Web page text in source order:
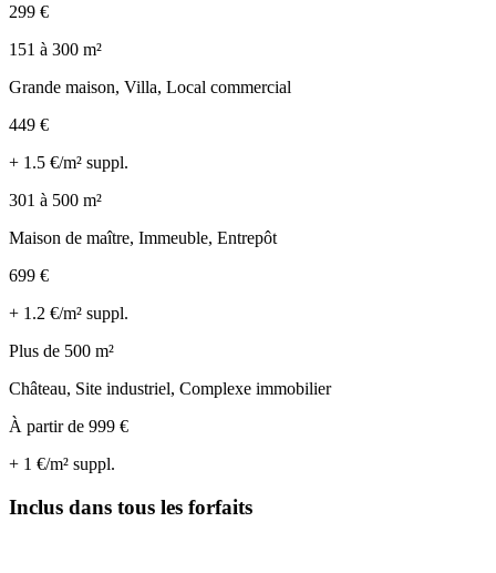
299 €
151 à 300 m²
Grande maison, Villa, Local commercial
449 €
+ 1.5 €/m² suppl.
301 à 500 m²
Maison de maître, Immeuble, Entrepôt
699 €
+ 1.2 €/m² suppl.
Plus de 500 m²
Château, Site industriel, Complexe immobilier
À partir de 999 €
+ 1 €/m² suppl.
Inclus dans tous les forfaits